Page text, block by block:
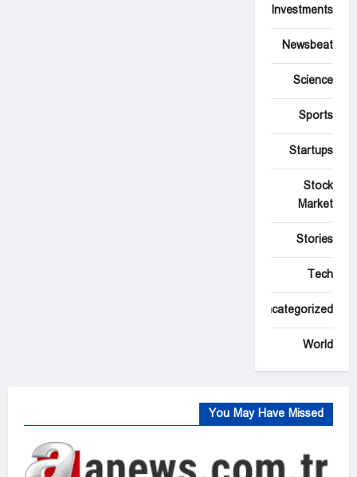
Investments
Newsbeat
Science
Sports
Startups
Stock
Market
Stories
Tech
Uncategorized
World
You May Have Missed